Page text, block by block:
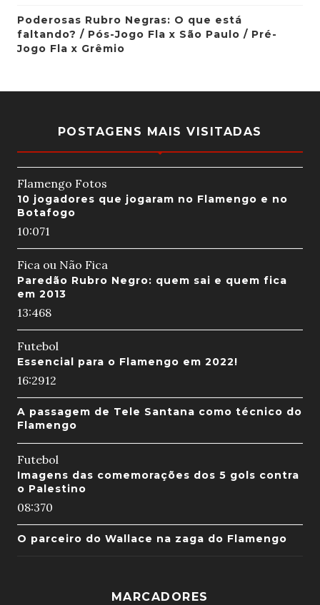
Poderosas Rubro Negras: O que está
faltando? / Pós-Jogo Fla x São Paulo / Pré-
Jogo Fla x Grêmio
POSTAGENS MAIS VISITADAS
Flamengo Fotos
10 jogadores que jogaram no Flamengo e no
Botafogo
10:071
Fica ou Não Fica
Paredão Rubro Negro: quem sai e quem fica
em 2013
13:468
Futebol
Essencial para o Flamengo em 2022!
16:2912
A passagem de Tele Santana como técnico do
Flamengo
Futebol
Imagens das comemorações dos 5 gols contra
o Palestino
08:370
O parceiro do Wallace na zaga do Flamengo
MARCADORES